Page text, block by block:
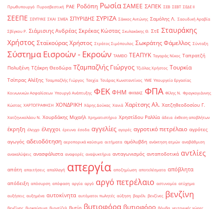
Πρωθυπουργό Πυροσβεστική ΡΑΕ Ροδόπη Ρωσία ΣΑΜΕΕ ΣΑΠΕΚ ΣΕΒ ΣΕΒΤ ΣΕΔΕ ΙΙ
ΣΕΕΠΕ ΣΕΥΠΥΚΕ ΣΚΑΙ ΣΜΕΑ ΣΠΥΡΙΔΗΣ ΣΥΡΙΖΑ Σάκκος Αντώνης Σαμόλης Λ. Σαουδική Αραβία
Σβίγκου Ρ. Σιάμισιης Ανδρέας Σκρέκας Κώστας Σκυλακάκης Θ. ΣτΕ Σταυράκης
Χρήστος Σταϊκούρας Χρήστος Στράτος Σιμόπουλος Σωκράτης Φάμελλος Σύνταξη
Σύστημα Εισροών - Εκροών ΤΑΜΕΙΟ ΤΕΑΠΥΚ Ταγαράς Νίκος Ταπρατζή
Πολυξένη Τζάκρη Θεοδώρα Τζαμπαζλής Γιώργος Τζιόλας Χρήστος Τουρκία
Τσίπρας Αλέξης Τσαμπαζλής Γιώργος Τσεχία Τσιάρας Κωνσταντίνος ΥΜΕ Υπουργείο Εργασίας
Κοινωνικών Ασφαλίσεων Υπουργό Ανάπτυξης ΦΕΚ ΦΗΜ ΦΗΜΑΣ ΦΠΑ Φίλης Ν. Φραγκογιάννης
Κώστας ΧΑΡΤΟΓΡΑΦΗΣΗ ΧΟΝΔΡΙΚΗ Χάρης Δούκας Χανιά Χαρίτσης Αλ. Χατζηθεοδοσίου Γ.
Χατζηνικολάου Ν. Χουρδάκης Μιχαήλ Χρηματιστήριο Χρηστίδου Ραλλία άδεια έκθεση αποβλήτων
έκρηξη έλεγχο έλεγχοι έρευνα έσοδα αγγελίες αγορές αγροτικό πετρέλαιο αγρότες
αγωγός αδειοδότηση αεροπορικά καύσιμα αιτήματα αμόλυβδη ανάκτηση ατμών αναβάθμιση
ανακαλύψεις ανασφάλιστα αναφορές αναψυκτήρια ανταγωνισμός ανταποδοτικά αντλίες
απάτη απαιτήσεις απαλλαγή απεργία αποζημίωση αποτελέσματα απόβλητα
απόδειξη απόσυρση απόφαση αργία αργό αργό πετρέλαιο αστυνομία ατύχημα
αυξήσεις αυξημένα αυτοκίνητα αυτόματοι πωλητές αύξηση βαρέλι βενζίνες βενζίνη
βενζίνης βιοκαύσιμα βιοντίζελ βυτιοφόρα βυτιοφόρο βόμβα γειτονικές χώρες